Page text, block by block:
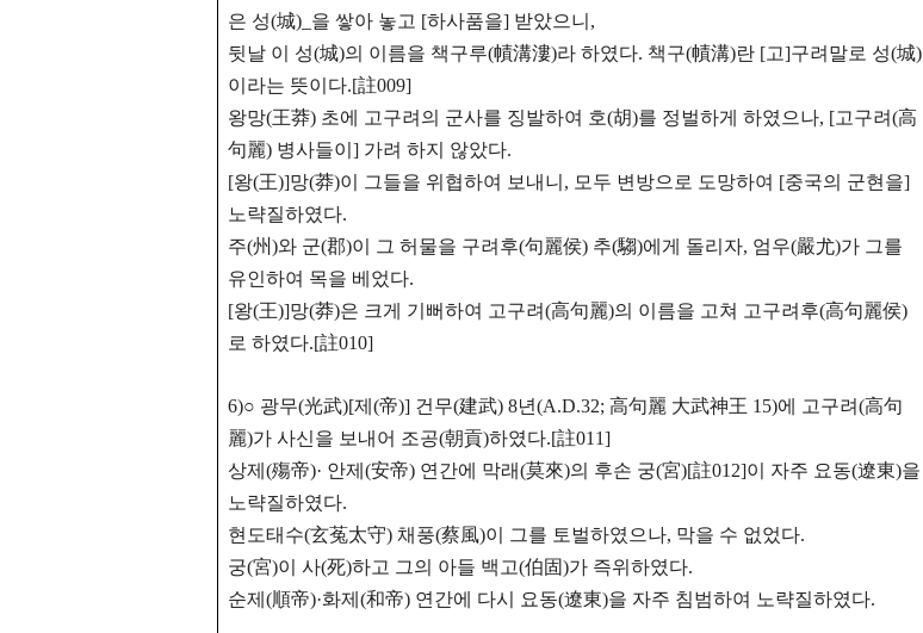
은 성(城)_을 쌓아 놓고 [하사품을] 받았으니,
뒷날 이 성(城)의 이름을 책구루(幘溝漊)라 하였다. 책구(幘溝)란 [고]구려말로 성(城)
이라는 뜻이다.[註009]
왕망(王莽) 초에 고구려의 군사를 징발하여 호(胡)를 정벌하게 하였으나, [고구려(高
句麗) 병사들이] 가려 하지 않았다.
[왕(王)]망(莽)이 그들을 위협하여 보내니, 모두 변방으로 도망하여 [중국의 군현을]
노략질하였다.
주(州)와 군(郡)이 그 허물을 구려후(句麗侯) 추(騶)에게 돌리자, 엄우(嚴尤)가 그를
유인하여 목을 베었다.
[왕(王)]망(莽)은 크게 기뻐하여 고구려(高句麗)의 이름을 고쳐 고구려후(高句麗侯)
로 하였다.[註010]
6)○ 광무(光武)[제(帝)] 건무(建武) 8년(A.D.32; 高句麗 大武神王 15)에
고구려(高句
麗)가 사신을 보내어 조공(朝貢)하였다.[註011]
상제(殤帝)· 안제(安帝) 연간에 막래(莫來)의 후손 궁(宮)[註012]이 자주 요동(遼東)을
노략질하였다.
현도태수(玄菟太守) 채풍(蔡風)이 그를 토벌하였으나, 막을 수 없었다.
궁(宮)이 사(死)하고 그의 아들 백고(伯固)가 즉위하였다.
순제(順帝)·화제(和帝) 연간에 다시 요동(遼東)을 자주 침범하여 노략질하였다.